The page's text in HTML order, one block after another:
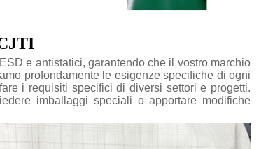
e antistatici, garantendo che il vostro marchio
profondamente le esigenze specifiche di ogni
i requisiti specifici di diversi settori e progetti.
imballaggi speciali o apportare modifiche